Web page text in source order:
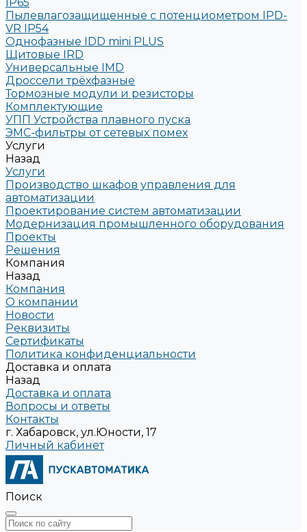
Пылевлагозащищенные с потенциометром IPD-
VR IP54
Однофазные IDD mini PLUS
Щитовые IRD
Универсальные IMD
Дроссели трёхфазные
Тормозные модули и резисторы
Комплектующие
УПП Устройства плавного пуска
ЭМС-фильтры от сетевых помех
Услуги
Назад
Услуги
Производство шкафов управления для
автоматизации
Проектирование систем автоматизации
Модернизация промышленного оборудования
Проекты
Решения
Компания
Назад
Компания
О компании
Новости
Реквизиты
Сертификаты
Политика конфиденциальности
Доставка и оплата
Назад
Доставка и оплата
Вопросы и ответы
Контакты
г. Хабаровск, ул.Юности, 17
Личный кабинет
Поиск